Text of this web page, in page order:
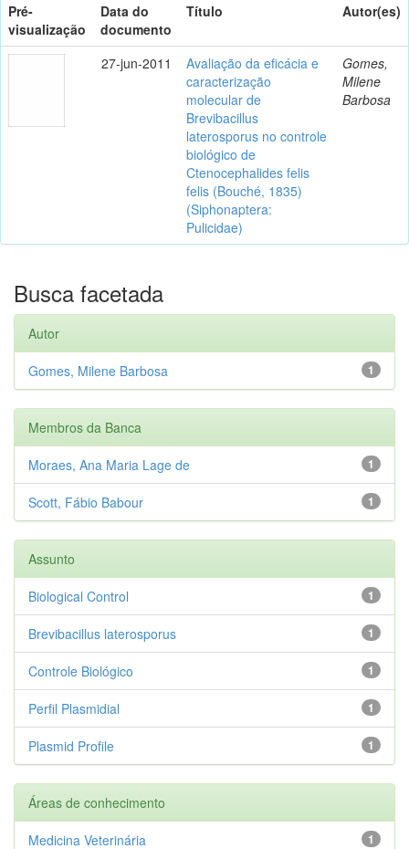
Pré-
visualização
Data do
documento
Título Autor(es)
27-jun-2011
Avaliação da eficácia e
caracterização
molecular de
Brevibacillus
laterosporus no controle
biológico de
Ctenocephalides felis
felis (Bouché, 1835)
(Siphonaptera:
Pulicidae)
Gomes,
Milene
Barbosa
Busca facetada
Autor
1
Gomes, Milene Barbosa
Membros da Banca
1
Moraes, Ana Maria Lage de
1
Scott, Fábio Babour
Assunto
1
Biological Control
1
Brevibacillus laterosporus
1
Controle Biológico
1
Perfil Plasmidial
1
Plasmid Profile
Áreas de conhecimento
1
Medicina Veterinária